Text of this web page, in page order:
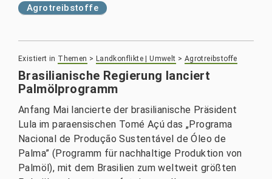
Agrotreibstoffe
Existiert in Themen > Landkonflikte | Umwelt > Agrotreibstoffe
Brasilianische Regierung lanciert
Palmölprogramm
Anfang Mai lancierte der brasilianische Präsident
Lula im paraensischen Tomé Açú das „Programa
Nacional de Produção Sustentável de Óleo de
Palma” (Programm für nachhaltige Produktion von
Palmöl), mit dem Brasilien zum weltweit größten